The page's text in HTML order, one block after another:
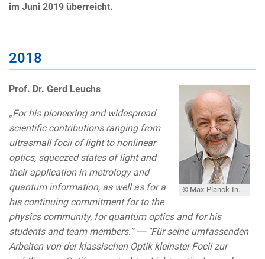
im Juni 2019 überreicht.
2018
© Max-Planck-Institut für die Physik des Lichts
Prof. Dr. Gerd Leuchs
„For his pioneering and widespread
scientific contributions ranging from
ultrasmall focii of light to nonlinear
optics, squeezed states of light and
their application in metrology and
quantum information, as well as for a
his continuing commitment for to the
physics community, for quantum optics and for his
students and team members.” ---- "Für seine umfassenden
Arbeiten von der klassischen Optik kleinster Focii zur